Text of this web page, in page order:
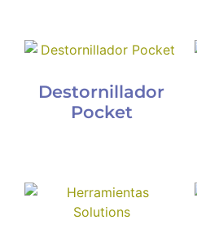
Destornillador
Pocket